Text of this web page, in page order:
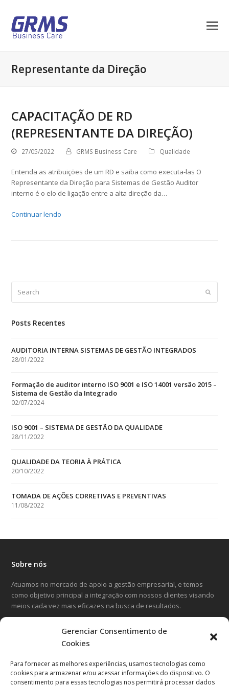
Gerenciar Consentimento de
Cookies
Para fornecer as melhores experiências, usamos tecnologias como
cookies para armazenar e/ou acessar informações do dispositivo. O
consentimento para essas tecnologias nos permitirá processar dados
Representante da Direção
CAPACITAÇÃO DE RD
(REPRESENTANTE DA DIREÇÃO)
27/05/2022 GRMS Business Care Qualidade
Entenda as atribuições de um RD e saiba como executa-las O
Representante da Direção para Sistemas de Gestão Auditor
interno é o elo de ligação entre a alta direção da…
Continuar lendo
Submit
Posts Recentes
AUDITORIA INTERNA SISTEMAS DE GESTÃO INTEGRADOS
28/01/2022
Formação de auditor interno ISO 9001 e ISO 14001 versão 2015 –
Sistema de Gestão da Integrado
02/07/2024
ISO 9001 – SISTEMA DE GESTÃO DA QUALIDADE
28/11/2022
QUALIDADE DA TEORIA À PRÁTICA
20/10/2022
TOMADA DE AÇÕES CORRETIVAS E PREVENTIVAS
11/08/2022
Sobre nós
Atuamos no mercado de apoio a gestão empresarial, e temos
como objetivo principal a integração com nossos clientes visando
meios cada vez mais eficazes na busca de resultados.
FacebookInstagram
Entre em contato
Avenida Cândido Hartmann, 570